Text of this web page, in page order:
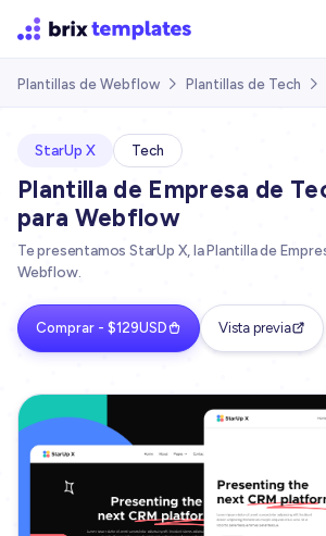
Plantillas de Webflow  Plantillas de Tech 
StarUp X Tech
Plantilla de Empresa de
para Webflow
Te presentamos StarUp X, la Plantilla de
Webflow.
Comprar - $129USD Vista previa